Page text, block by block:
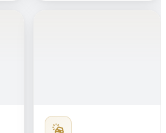
Verkauf von Unfallwagen
in Schleswig-Holstein ist